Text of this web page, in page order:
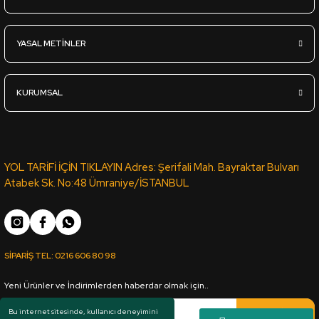
Bu internet sitesinde, kullanıcı deneyimini
Sml-285-Mat-Koyu Gri - Lak Panel - 18*2100*2800mm
5.390,00TL
Sml-73A-Mat-Mozambik - Lak Panel - 18*2100*2800mm
YASAL METİNLER
KURUMSAL
YOL TARİFİ İÇİN TIKLAYIN Adres: Şerifali Mah. Bayraktar Bulvarı
Atabek Sk. No:48 Ümraniye/İSTANBUL
SİPARİŞ TEL:0216 606 80 98
Yeni Ürünler ve İndirimlerden haberdar olmak için..
Kaydol